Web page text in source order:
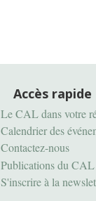
Accès rapide
Le CAL dans votre
Calendrier des
Contactez-nous
Publications du CAL
S'inscrire à la